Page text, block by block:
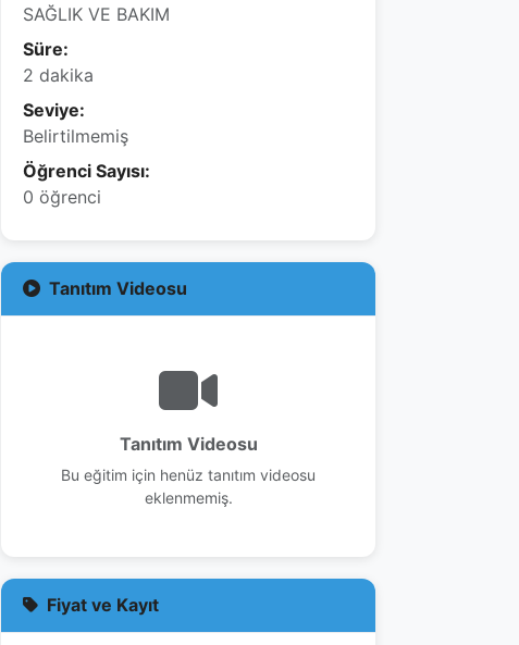
SAĞLIK VE BAKIM
Süre:
2 dakika
Seviye:
Belirtilmemiş
Öğrenci Sayısı:
0 öğrenci
Tanıtım Videosu
Tanıtım Videosu
Bu eğitim için henüz tanıtım videosu
eklenmemiş.
Fiyat ve Kayıt